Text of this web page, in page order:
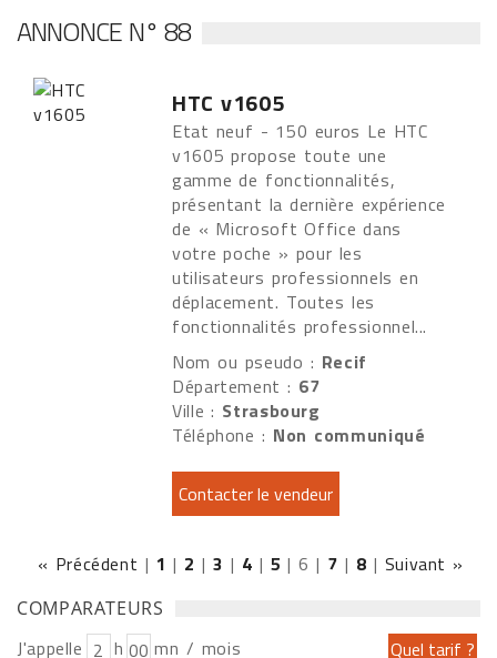
ANNONCE N° 88
HTC v1605
Etat neuf - 150 euros Le HTC
v1605 propose toute une
gamme de fonctionnalités,
présentant la dernière expérience
de « Microsoft Office dans
votre poche » pour les
utilisateurs professionnels en
déplacement. Toutes les
fonctionnalités professionnel...
Nom ou pseudo : Recif
Département : 67
Ville : Strasbourg
Téléphone : Non communiqué
« Précédent | 1 | 2 |3 | 4 | 5 |6 | 7 | 8 | Suivant »
COMPARATEURS
J'appelle h
mn / mois